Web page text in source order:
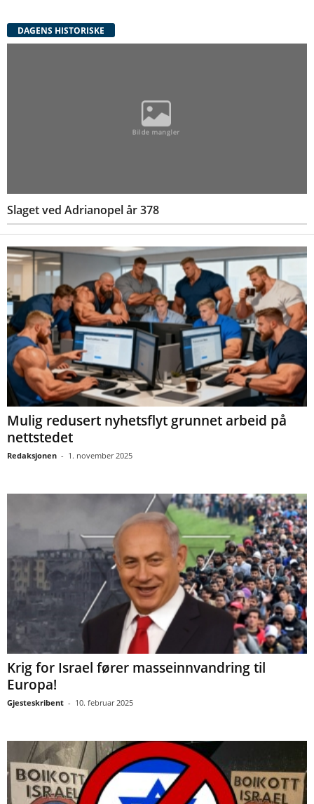
DAGENS HISTORISKE
Slaget ved Adrianopel år 378
Mulig redusert nyhetsflyt grunnet arbeid på
nettstedet
Redaksjonen - 1. november 2025
Krig for Israel fører masseinnvandring til
Europa!
Gjesteskribent - 10. februar 2025